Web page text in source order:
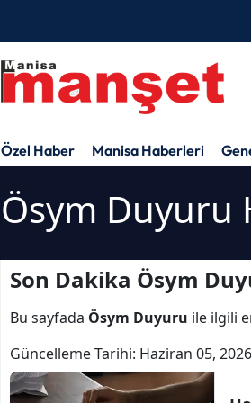
Özel Haber Manisa Haberleri
Ösym Duyuru
Son Dakika Ösym
Bu sayfada Ösym Duyuru ile ilgili
Güncelleme Tarihi: Haziran 05,